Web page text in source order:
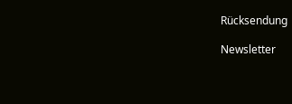
Rücksendung
Newsletter